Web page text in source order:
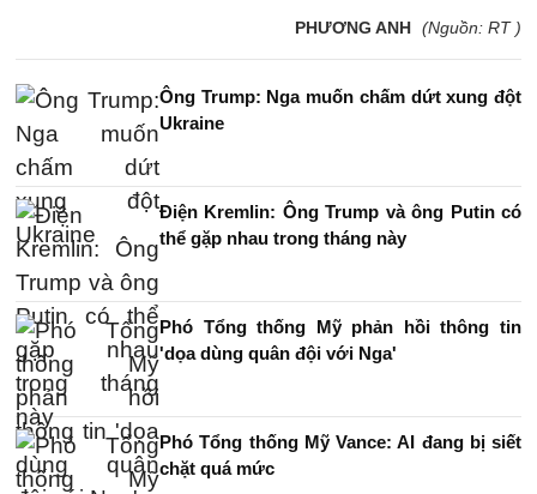
PHƯƠNG ANH (Nguồn: RT )
Ông Trump: Nga muốn chấm dứt xung đột
Ukraine
Điện Kremlin: Ông Trump và ông Putin có
thể gặp nhau trong tháng này
Phó Tổng thống Mỹ phản hồi thông tin
'dọa dùng quân đội với Nga'
Phó Tổng thống Mỹ Vance: AI đang bị siết
chặt quá mức